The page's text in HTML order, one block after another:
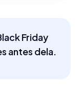
Friday
antes dela.